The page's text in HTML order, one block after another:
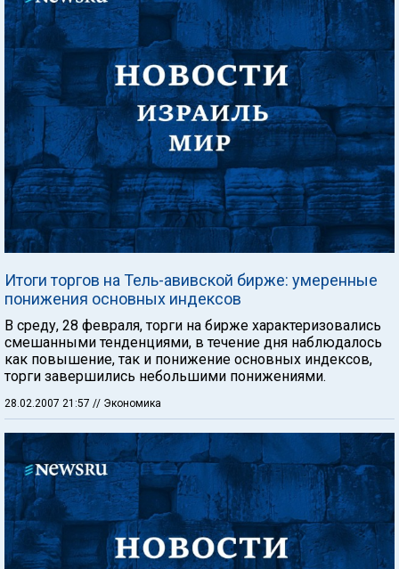
Итоги торгов на Тель-авивской бирже: умеренные
понижения основных индексов
В среду, 28 февраля, торги на бирже характеризовались
смешанными тенденциями, в течение дня наблюдалось
как повышение, так и понижение основных индексов,
торги завершились небольшими понижениями.
28.02.2007 21:57 // Экономика